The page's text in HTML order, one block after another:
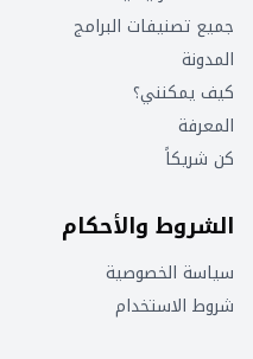
جميع تصنيفات البرامج
المدونة
كيف يمكنني؟
المعرفة
كن شريكاً
الشروط والأحكام
سياسة الخصوصية
شروط الاستخدام